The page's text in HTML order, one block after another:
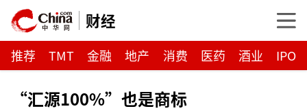
财经
推荐 TMT 金融 地产 消费 医药 酒业 IPO
“汇源100%”也是商标